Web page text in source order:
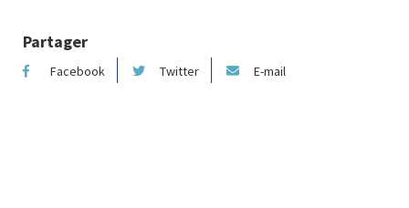
Partager
Facebook Twitter E-mail